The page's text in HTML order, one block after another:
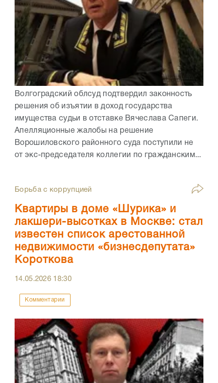
Волгоградский облсуд подтвердил законность
решения об изъятии в доход государства
имущества судьи в отставке Вячеслава Сапеги.
Апелляционные жалобы на решение
Ворошиловского районного суда поступили не
от экс-председателя коллегии по гражданским...
Борьба с коррупцией
Квартиры в доме «Шурика» и
лакшери-высотках в Москве: стал
известен список арестованной
недвижимости «бизнесдепутата»
Короткова
14.05.2026 18:30
Комментарии